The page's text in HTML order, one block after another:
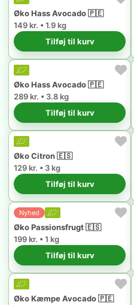
Øko Hass Avocado 🇵🇪
149 kr. • 1.9 kg
Tilføj til kurv
Øko Hass Avocado 🇵🇪
289 kr. • 3.8 kg
Tilføj til kurv
Øko Citron 🇪🇸
129 kr. • 3 kg
Tilføj til kurv
Nyhed
Øko Passionsfrugt 🇪🇸
199 kr. • 1 kg
Tilføj til kurv
Øko Kæmpe Avocado 🇵🇪